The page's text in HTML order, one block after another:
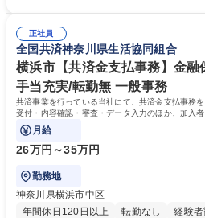
のOJTで業務を習得可能、未経験でもしっかりサポー
歴：大学院 大学 高専 短大 語学力： 資格：
正社員
全国共済神奈川県生活協同組合
横浜市【共済金支払事務】金融
手当充実/転勤無 一般事務
共済事業を行っている当社にて、共済金支払事務
受付・内容確認・審査・データ入力のほか、加入
対応や書類発送等を担当します。
月給
26万円～35万円
勤務地
神奈川県横浜市中区
年間休日120日以上
転勤なし 経験者